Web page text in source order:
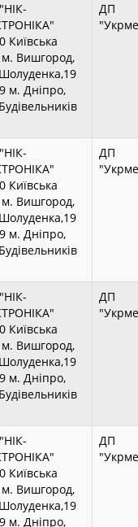
Київська
м. Вишгород,
м. Дніпро,
ДП
Київська
м. Вишгород,
м. Дніпро,
ДП
Київська
м. Вишгород,
м. Дніпро,
ДП
Київська
м. Вишгород,
м. Дніпро,
ДП